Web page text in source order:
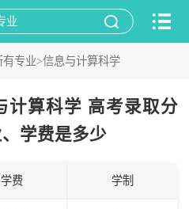
有专业>信息与计算科学
计算科学 高考录取分
学费是多少
学费 学制